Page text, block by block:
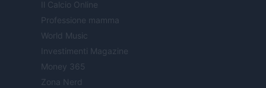
Il Calcio Online
Professione mamma
World Music
Investimenti Magazine
Money 365
Zona Nerd